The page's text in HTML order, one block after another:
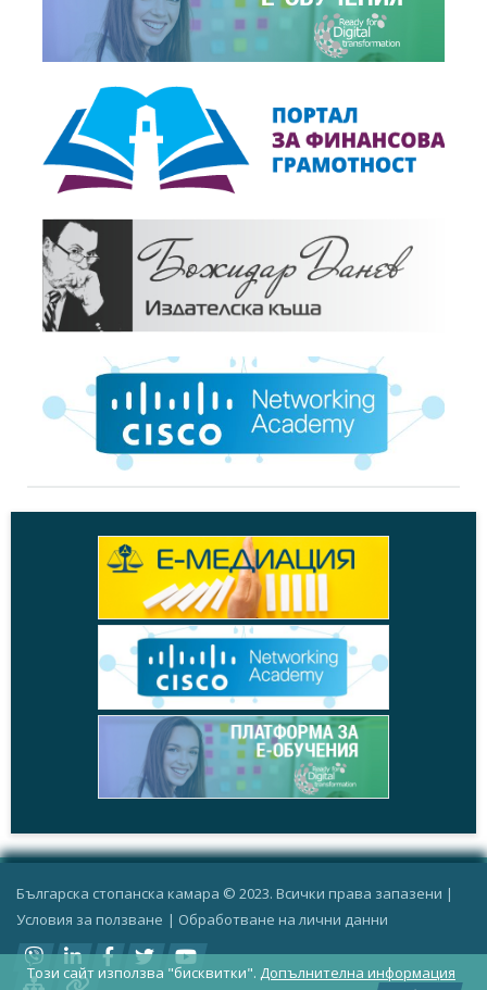
Становища, 28.10.2003
Относно: проектозакона за държавния бюджет за...
Българска стопанска камара © 2023. Всички права запазени |
Условия за ползване | Oбработване на лични данни
Този сайт използва "бисквитки". Допълнителна информация